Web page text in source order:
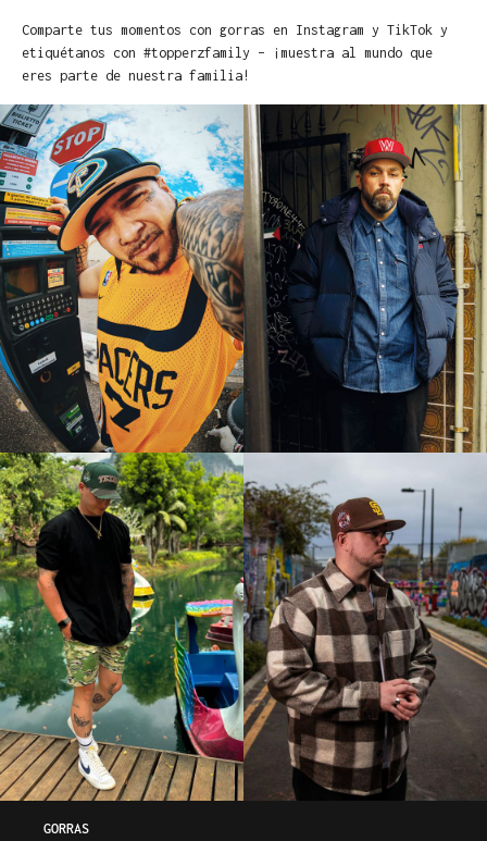
Comparte tus momentos con gorras en Instagram y TikTok y
etiquétanos con #topperzfamily – ¡muestra al mundo que
eres parte de nuestra familia!
GORRAS